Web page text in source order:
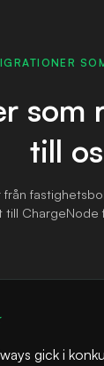
som
till
från
till ChargeNode
gick i